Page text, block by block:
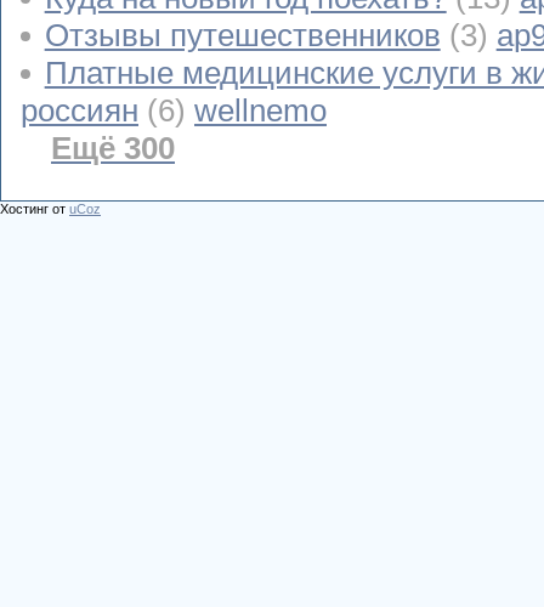
Отзывы путешественников (3)
Платные медицинские услуги в
россиян (6) wellnemo
Ещё 300
Хостинг от uCoz